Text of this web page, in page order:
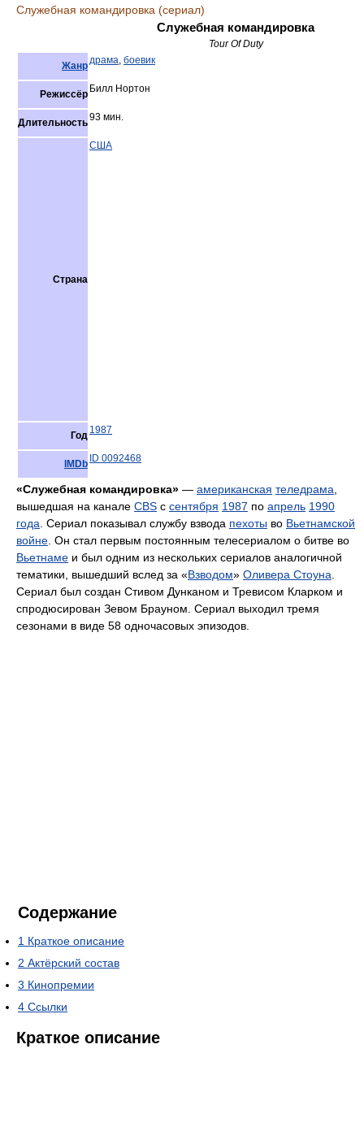
Служебная командировка (сериал)
Служебная командировка
Tour Of Duty
Жанрдрама, боевик
Режиссёр Билл Нортон
Длительность93 мин.
Страна
США
Год 1987
IMDb ID 0092468
«Служебная командировка» — американская теледрама
вышедшая на канале CBS с сентября 1987 по апрель 1990
года . Сериал показывал службу взвода пехоты во Вьетнамской
войне . Он стал первым постоянным телесериалом о битве во
Вьетнаме и был одним из нескольких сериалов аналогичной
тематики, вышедший вслед за «Взводом» Оливера Стоуна
Сериал был создан Стивом Дунканом и Тревисом Кларком и
спродюсирован Зевом Брауном. Сериал выходил тремя
сезонами в виде 58 одночасовых эпизодов.
Содержание
1 Краткое описание
2 Актёрский состав
3 Кинопремии
4 Ссылки
Краткое описание